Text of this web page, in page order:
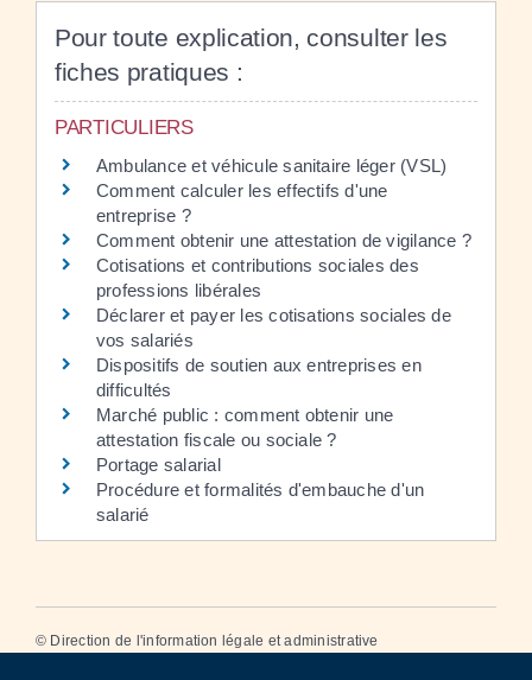
Pour toute explication, consulter les
fiches pratiques :
PARTICULIERS
Ambulance et véhicule sanitaire léger (VSL)
Comment calculer les effectifs d'une
entreprise ?
Comment obtenir une attestation de vigilance ?
Cotisations et contributions sociales des
professions libérales
Déclarer et payer les cotisations sociales de
vos salariés
Dispositifs de soutien aux entreprises en
difficultés
Marché public : comment obtenir une
attestation fiscale ou sociale ?
Portage salarial
Procédure et formalités d'embauche d'un
salarié
© Direction de l'information légale et administrative